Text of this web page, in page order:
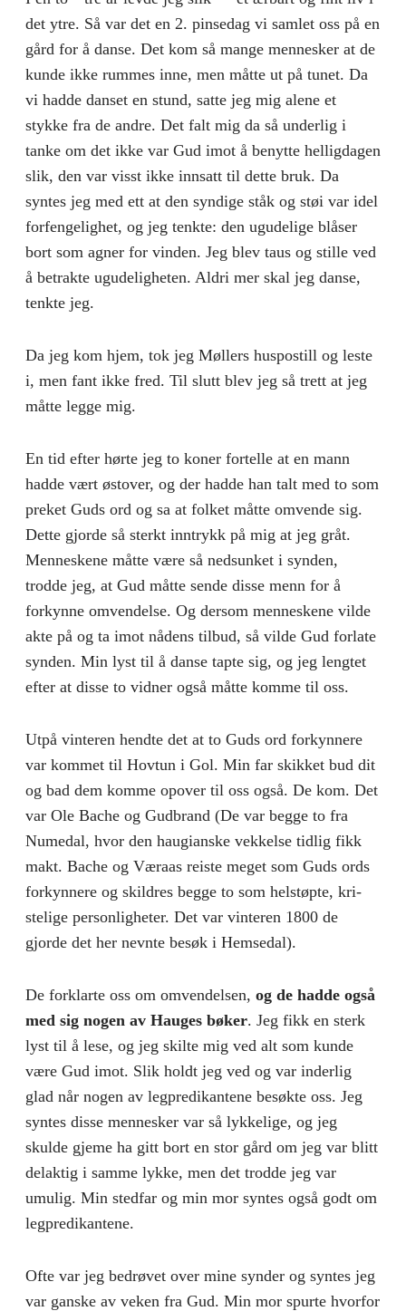
det ytre. Så var det en 2. pinsedag vi samlet oss på en
gård for å danse. Det kom så mange menne­sker at de
kunde ikke rummes inne, men måtte ut på tunet. Da
vi hadde danset en stund, satte jeg mig alene et
stykke fra de andre. Det falt mig da så underlig i
tanke om det ikke var Gud imot å benytte hellig­dagen
slik, den var visst ikke innsatt til dette bruk. Da
syntes jeg med ett at den syndige ståk og støi var idel
forfengelighet, og jeg tenkte: den ugudelige blå­ser
bort som agner for vinden. Jeg blev taus og stille ved
å betrakte ugudeligheten. Aldri mer skal jeg danse,
tenkte jeg.
Da jeg kom hjem, tok jeg Møllers huspostill og leste
i, men fant ikke fred. Til slutt blev jeg så trett at jeg
måtte legge mig.
En tid efter hørte jeg to koner fortelle at en mann
hadde vært østover, og der hadde han talt med to som
preket Guds ord og sa at folket måtte omvende sig.
Dette gjorde så sterkt inntrykk på mig at jeg gråt.
Menneskene måtte være så nedsunket i synden,
trodde jeg, at Gud måtte sende disse menn for å
forkynne omvendelse. Og dersom menneskene vilde
akte på og ta imot nådens tilbud, så vilde Gud forlate
synden. Min lyst til å danse tapte sig, og jeg lengtet
efter at disse to vidner også måtte komme til oss.
Utpå vinteren hendte det at to Guds ord forkyn­nere
var kommet til Hovtun i Gol. Min far skikket bud dit
og bad dem komme opover til oss også. De kom. Det
var Ole Bache og Gudbrand (De var begge to fra
Numedal, hvor den haugianske vek­kelse tidlig fikk
makt. Bache og Væraas reiste meget som Guds ords
forkynnere og skildres begge to som helstøpte, kri­
stelige personligheter. Det var vinteren 1800 de
gjorde det her nevnte besøk i Hemsedal).
De forklarte oss om omvendelsen, og de hadde også
med sig nogen av Hauges bøker. Jeg fikk en sterk
lyst til å lese, og jeg skilte mig ved alt som kunde
være Gud imot. Slik holdt jeg ved og var inderlig
glad når nogen av legpredikantene besøkte oss. Jeg
syntes disse mennesker var så lykkelige, og jeg
skulde gjeme ha gitt bort en stor gård om jeg var blitt
delaktig i samme lykke, men det trodde jeg var
umulig. Min stedfar og min mor syntes også godt om
legpredi­kantene.
Ofte var jeg bedrøvet over mine synder og syntes jeg
var ganske av veken fra Gud. Min mor spurte hvorfor